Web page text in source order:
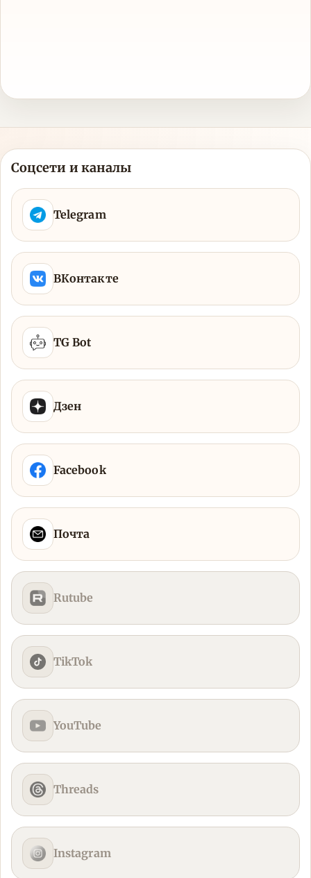
Соцсети и каналы
Telegram
ВКонтакте
TG Bot
Дзен
Facebook
Почта
Rutube
TikTok
YouTube
Threads
Instagram